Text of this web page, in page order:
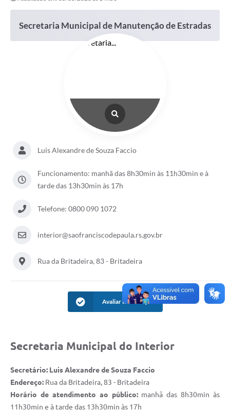
Transparência
Sala do Empreendedor
Acesso à Informação
Turismo em São Chico
Plano de Saneamento
Devedores de ICMS/IPVA.
Publicações Legais
Casa do Trabalhador
UAB - Universidade Aberta do Brasil
UERGS - Universidade Estadual do RS
Secretaria Municipal de Manutenção de Estradas
Luis Alexandre de Souza Faccio
Funcionamento: manhã das 8h30min às 11h30min e à
tarde das 13h30min às 17h
Telefone: 0800 090 1072
interior@saofranciscodepaula.rs.gov.br
Rua da Britadeira, 83 - Britadeira
Avaliar Informação
Secretaria Municipal do Interior
Secretário: Luis Alexandre de Souza Faccio
Endereço: Rua da Britadeira, 83 - Britadeira
Horário de atendimento ao público:manhã das 8h30min às
11h30min e à tarde das 13h30min às 17h